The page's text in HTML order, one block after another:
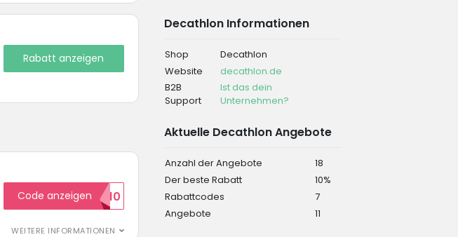
Rabatt anzeigen
WEITERE INFORMATIONEN
Code anzeigenEXTRA10
Decathlon Informationen
Shop
Decathlon
Website
decathlon.de
B2B
Support
Ist das dein
Unternehmen?
Aktuelle Decathlon Angebote
Anzahl der Angebote
18
Der beste Rabatt
10%
Rabattcodes
7
Angebote
11